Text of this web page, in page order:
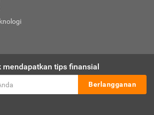
mendapatkan tips finansial
Berlangganan